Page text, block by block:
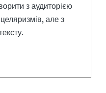
з аудиторією
але з